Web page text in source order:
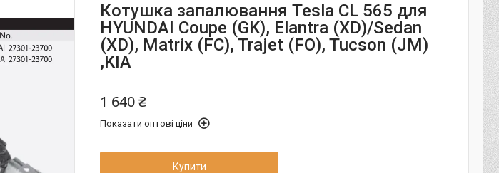
Котушка запалювання Tesla CL 565 для
HYUNDAI Coupe (GK), Elantra (XD)/Sedan
(XD), Matrix (FC), Trajet (FO), Tucson (JM)
,KIA
1 640 ₴
Показати оптові ціни
Купити